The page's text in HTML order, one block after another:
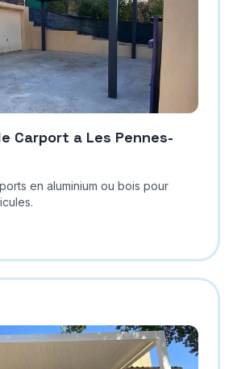
Carport a Les Pennes-
en aluminium ou bois pour